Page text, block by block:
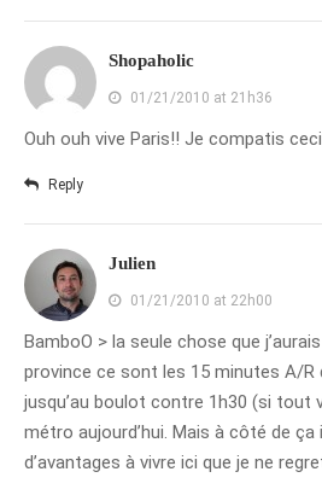
décembre 2008
novembre 2008
octobre 2008
Shopaholic
01/21/2010 at 21h36
Ouh ouh vive Paris!! Je compatis ceci
Reply
Julien
01/21/2010 at 22h00
BamboO > la seule chose que
province ce sont les 15 minutes A/
jusqu’au boulot contre 1h30 (si tout
métro aujourd’hui. Mais à côté de ça
d’avantages à vivre ici que je ne